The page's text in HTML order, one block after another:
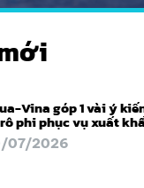
Vina góp 1 vài ý
phi phục vụ xuất
07/2026